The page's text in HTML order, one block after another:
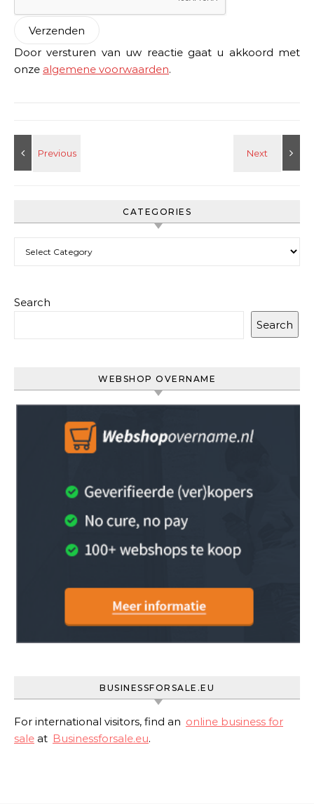
Door versturen van uw reactie gaat u akkoord met
onze algemene voorwaarden.
CATEGORIES
Search
Search
WEBSHOP OVERNAME
BUSINESSFORSALE.EU
For international visitors, find an online business for
sale at Businessforsale.eu.